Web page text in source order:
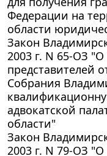
Федерации на
области
Закон
2003 г. N 65-ОЗ
представителей
Собрания
адвокатской
области"
Закон
2003 г. N 79-ОЗ